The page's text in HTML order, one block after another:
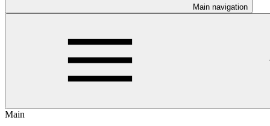
Main navigation
Main